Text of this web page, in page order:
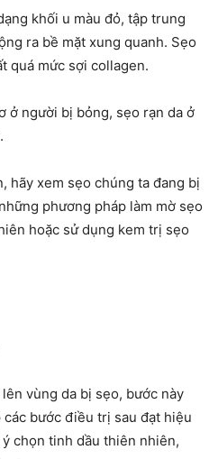
khối u màu đỏ, tập trung
ra bề mặt xung quanh. Sẹo
quá mức sợi collagen.
ở người bị bỏng, sẹo rạn da ở
hãy xem sẹo chúng ta đang bị
phương pháp làm mờ sẹo
hoặc sử dụng kem trị sẹo
vùng da bị sẹo, bước này
bước điều trị sau đạt hiệu
chọn tinh dầu thiên nhiên,